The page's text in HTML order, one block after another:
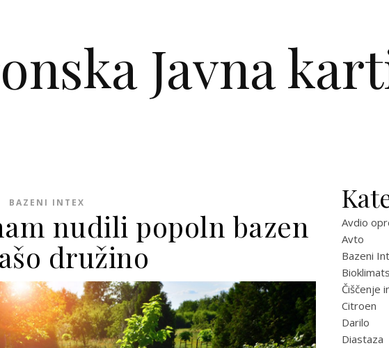
Javna
BAZENI INTEX
nudili popoln bazen
družino
Avdio
Avto
Bazeni
Čiščenje
Citroen
Darilo
Diastaza